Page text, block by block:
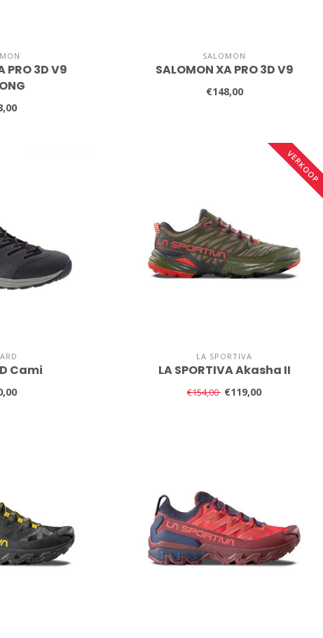
PRO 3D V9
SALOMON
SALOMON XA PRO 3D V9
€148,00
Cami
VERKOOP
LA SPORTIVA
LA SPORTIVA Akasha II
€154,00 €119,00